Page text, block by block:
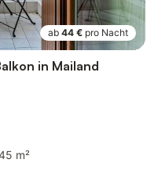
ab 44 € pro Nacht
in Mailand
m²